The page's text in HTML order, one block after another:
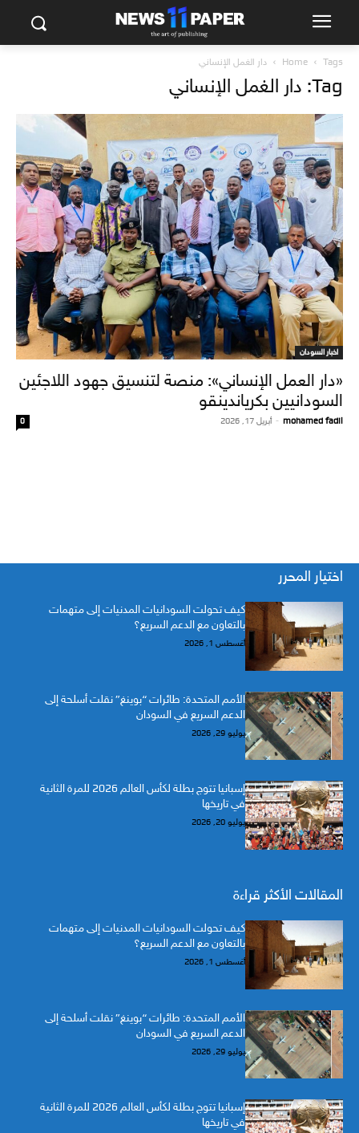
Home Tags دار الغمل الإنساني
Tag: دار الغمل الإنساني
اخبار السودان
«دار العمل الإنساني»: منصة لتنسيق جهود اللاجئين
السودانيين بكرياندينقو
mohamed fadil
- أبريل 17, 2026 0
اختيار المحرر
كيف تحولت السودانيات المدنيات إلى متهمات
بالتعاون مع الدعم السريع؟
أغسطس 1, 2026
الأمم المتحدة: طائرات “بوينغ” نقلت أسلحة إلى
الدعم السريع في السودان
يوليو 29, 2026
إسبانيا تتوج بطلة لكأس العالم 2026 للمرة الثانية
في تاريخها
يوليو 20, 2026
المقالات الأكثر قراءة
كيف تحولت السودانيات المدنيات إلى متهمات
بالتعاون مع الدعم السريع؟
أغسطس 1, 2026
الأمم المتحدة: طائرات “بوينغ” نقلت أسلحة إلى
الدعم السريع في السودان
يوليو 29, 2026
إسبانيا تتوج بطلة لكأس العالم 2026 للمرة الثانية
في تاريخها